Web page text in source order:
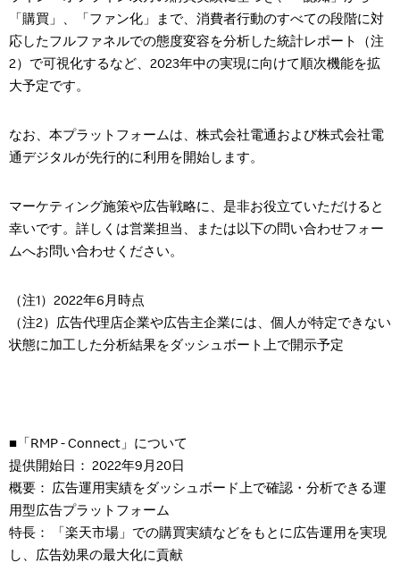
「購買」、「ファン化」まで、消費者行動のすべての段階に対
応したフルファネルでの態度変容を分析した統計レポート（注
2 ）で可視化するなど、2023年中の実現に向けて順次機能を拡
大予定です。
なお、本プラットフォームは、株式会社電通および株式会社電
通デジタルが先行的に利用を開始します。
マーケティング施策や広告戦略に、是非お役立ていただけると
幸いです。詳しくは営業担当、または以下の問い合わせフォー
ムへお問い合わせください。
（注1 ） 2022年6月時点
（注2 ）広告代理店企業や広告主企業には、個人が特定できない
状態に加工した分析結果をダッシュボート上で開示予定
■「 RMP - Connect」について
提供開始日： 2022年9月 20 日
概要： 広告運用実績をダッシュボード上で確認・分析できる運
用型広告プラットフォーム
特長： 「楽天市場」での購買実績などをもとに広告運用を実現
し、広告効果の最大化に貢献